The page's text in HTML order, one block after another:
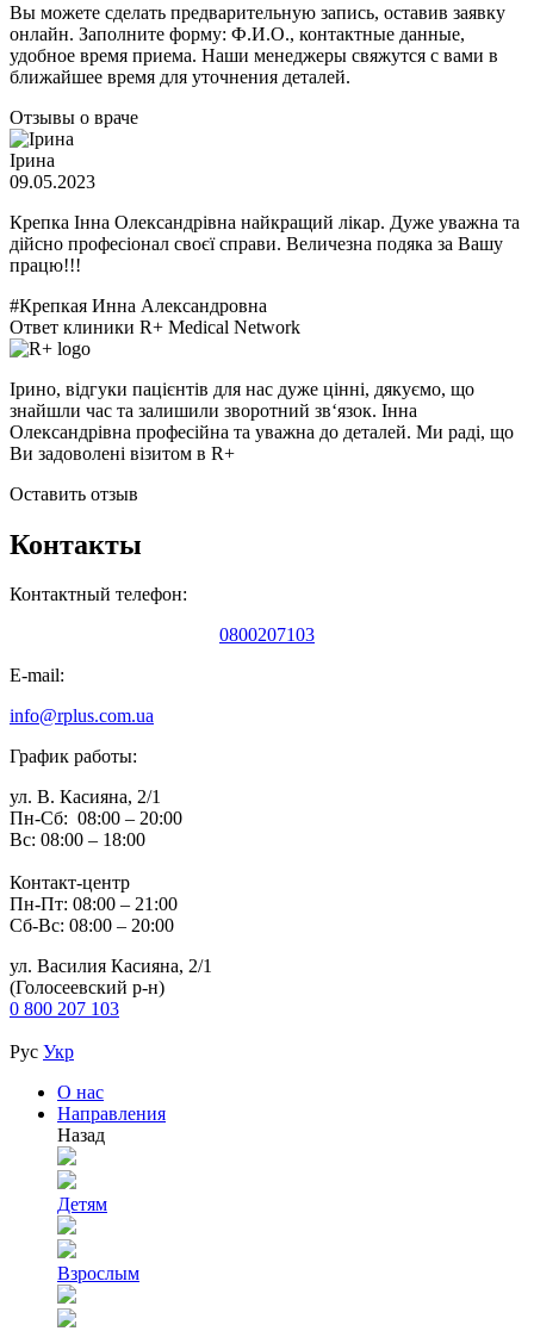
Вы можете сделать предварительную запись, оставив заявку
онлайн. Заполните форму: Ф.И.О., контактные данные,
удобное время приема. Наши менеджеры свяжутся с вами в
ближайшее время для уточнения деталей.
Отзывы о враче
Ірина
09.05.2023
Крепка Інна Олександрівна найкращий лікар. Дуже уважна та
дійсно професіонал своєї справи. Величезна подяка за Вашу
працю!!!
#Крепкая Инна Александровна
Ответ клиники R+ Medical Network
Ірино, відгуки пацієнтів для нас дуже цінні, дякуємо, що
знайшли час та залишили зворотний зв‘язок. Інна
Олександрівна професійна та уважна до деталей. Ми раді, що
Ви задоволені візитом в R+
Оставить отзыв
Контакты
Контактный телефон:
0800207103
E-mail:
info@rplus.com.ua
График работы:
ул. В. Касияна, 2/1
Пн-Сб: 08:00 – 20:00
Вс: 08:00 – 18:00
Контакт-центр
Пн-Пт: 08:00 – 21:00
Сб-Вс: 08:00 – 20:00
ул. Василия Касияна, 2/1
(Голосеевский р-н)
0 800 207 103
Рус Укр
О нас
Направления
Назад
Детям
Взрослым